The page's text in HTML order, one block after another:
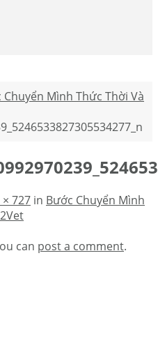
Chuyển Mình Thức Thời Và
× 727 in Bước Chuyển Mình
can post a comment.